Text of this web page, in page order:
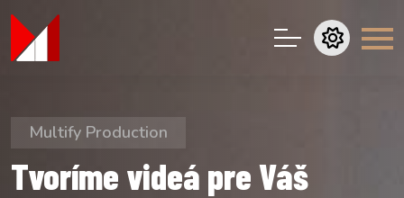
Multify Production
Tvoríme videá pre Váš